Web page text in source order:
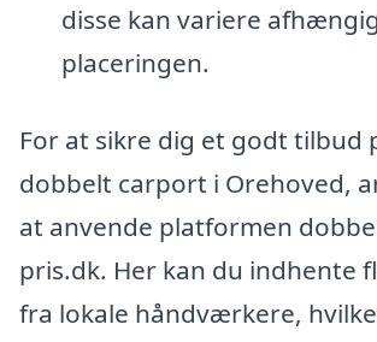
disse kan variere
placeringen.
For at sikre dig et godt tilbud
dobbelt carport i Orehoved,
at anvende platformen
pris.dk. Her kan du indhente
fra lokale håndværkere,